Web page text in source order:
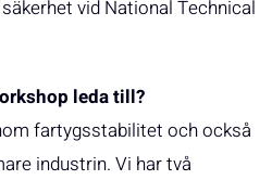
vid National Technical
leda till?
fartygsstabilitet och också
industrin. Vi har två